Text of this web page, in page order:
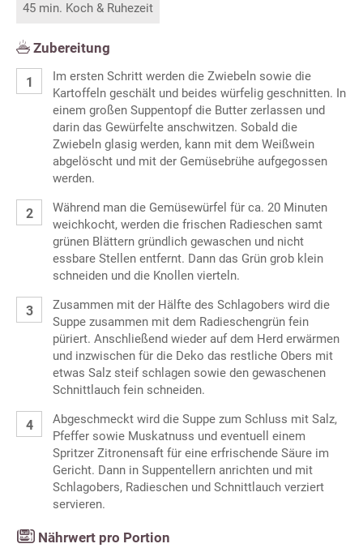
45 min. Koch & Ruhezeit
Zubereitung
Im ersten Schritt werden die Zwiebeln sowie die
Kartoffeln geschält und beides würfelig geschnitten. In
einem großen Suppentopf die Butter zerlassen und
darin das Gewürfelte anschwitzen. Sobald die
Zwiebeln glasig werden, kann mit dem Weißwein
abgelöscht und mit der Gemüsebrühe aufgegossen
werden.
Während man die Gemüsewürfel für ca. 20 Minuten
weichkocht, werden die frischen Radieschen samt
grünen Blättern gründlich gewaschen und nicht
essbare Stellen entfernt. Dann das Grün grob klein
schneiden und die Knollen vierteln.
Zusammen mit der Hälfte des Schlagobers wird die
Suppe zusammen mit dem Radieschengrün fein
püriert. Anschließend wieder auf dem Herd erwärmen
und inzwischen für die Deko das restliche Obers mit
etwas Salz steif schlagen sowie den gewaschenen
Schnittlauch fein schneiden.
Abgeschmeckt wird die Suppe zum Schluss mit Salz,
Pfeffer sowie Muskatnuss und eventuell einem
Spritzer Zitronensaft für eine erfrischende Säure im
Gericht. Dann in Suppentellern anrichten und mit
Schlagobers, Radieschen und Schnittlauch verziert
servieren.
Nährwert pro Portion